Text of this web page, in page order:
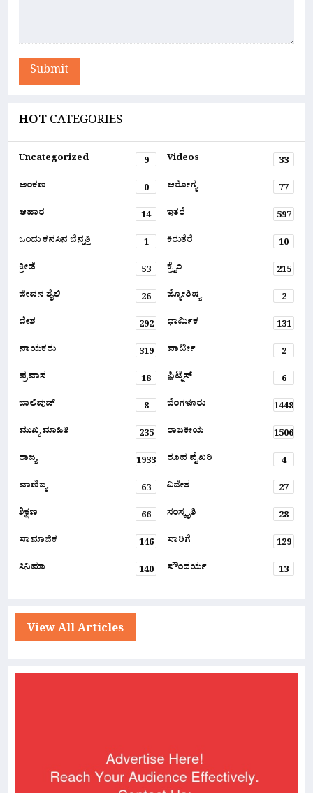
Submit
HOTCATEGORIES
Uncategorized 9 Videos
33
ಅಂಕಣ
0 ಆರೋಗ್ಯ
77
ಆಹಾರ
14 ಇತರೆ
597
ಒಂದು ಕನಸಿನ ಬೆನ್ನತ್ತಿ
1 ಕಿರುತೆರೆ
10
ಕ್ರೀಡೆ
53 ಕ್ರೈಂ
215
ಜೀವನ ಶೈಲಿ
26 ಜ್ಯೋತಿಷ್ಯ
2
ದೇಶ
292 ಧಾರ್ಮಿಕ
131
ನಾಯಕರು
319 ಪಾರ್ಟೀ
2
ಪ್ರವಾಸ
18 ಫ಼ಿಟ್ನೆಸ್
6
ಬಾಲಿವುಡ್
8 ಬೆಂಗಳೂರು
1448
ಮುಖ್ಯ ಮಾಹಿತಿ
235 ರಾಜಕೀಯ
1506
ರಾಜ್ಯ
1933 ರೂಪ ವೈಖರಿ
4
ವಾಣಿಜ್ಯ
63 ವಿದೇಶ
27
ಶಿಕ್ಷಣ
66 ಸಂಸ್ಕೃತಿ
28
ಸಾಮಾಜಿಕ
146 ಸಾರಿಗೆ
129
ಸಿನಿಮಾ
140 ಸೌಂದರ್ಯ 13
View All Articles